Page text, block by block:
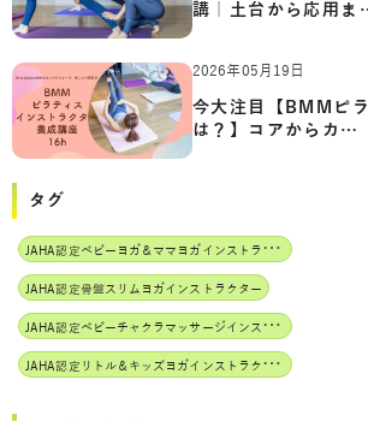
講｜土台から応用ま
2026年05月19日
今大注目【BMMピ
は？】コアからカ…
タグ
J
AHA認定ベビーヨガ＆ママヨガインストラクター
JAHA認定骨盤スリムヨガインストラクター
J
AHA認定ベビーチャクラマッサージインストラクター
J
AHA認定リトル＆キッズヨガインストラクター